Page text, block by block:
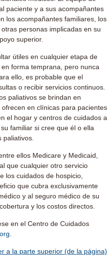
paciente y a sus acompañantes
los acompañantes familiares, los
personas implicadas en su
superior.
útiles en cualquier etapa de
forma temprana, pero nunca
ello, es probable que el
o recibir servicios continuos.
paliativos se brindan en
en clínicas para pacientes
el hogar y centros de cuidados a
familiar si cree que él o ella
ellos Medicare y Medicaid,
que cualquier otro servicio
los cuidados de hospicio,
que cubra exclusivamente
y al seguro médico de su
y los costos directos.
en el Centro de Cuidados
a la parte superior (de la página)